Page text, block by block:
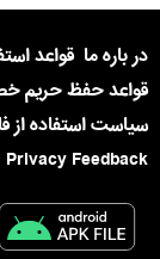
در باره ما قواعد
قواعد حفظ حریم
سیاست استفاده از
Privacy Feedback